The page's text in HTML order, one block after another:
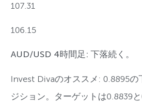
107.31
106.15
AUD/USD 4時間足: 下落続く。
Invest Divaのオススメ: 0.8895の
ジション。ターゲットは0.8839と